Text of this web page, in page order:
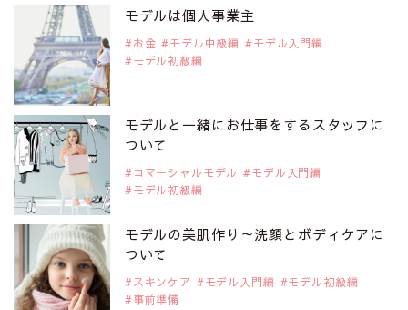
是非ご覧ください。
注目モデル CHIHARUさん
2019年9月29日
注目モデルを1名追加いたしました。
是非ご覧ください。
注目モデル 藤井サチさん
2019年9月29日
注目モデルを1名追加いたしました。
是非ご覧ください。
大注目のモデル10人
2019年9月29日
モデルは個人事業主
お金 モデル中級編
モデル入門編
モデル初級編
モデルと一緒にお仕事をするスタッフに
ついて
コマーシャルモデル
モデル入門編
モデル初級編
モデルの美肌作り～洗顔とボディケアに
ついて
スキンケア モデル入門編
モデル初級編
事前準備